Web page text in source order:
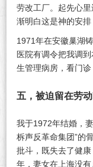
劳改工厂。起先心
渐明白这是神的安排
1971年在安徽巢湖
医院有调令把我调
生管理病房，看门诊
五，被迫留在劳
我于1972年结婚，
柝声反革命集团”的
批斗，既失去了健
年，妻女在上海没